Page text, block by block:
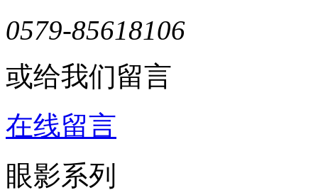
0579-85618106
或给我们留言
在线留言
眼影系列